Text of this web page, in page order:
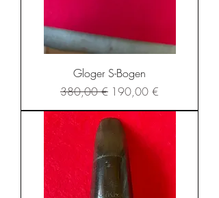
Gloger S-Bogen
Standardpreis
380,00 € Sale-Preis
190,00 €